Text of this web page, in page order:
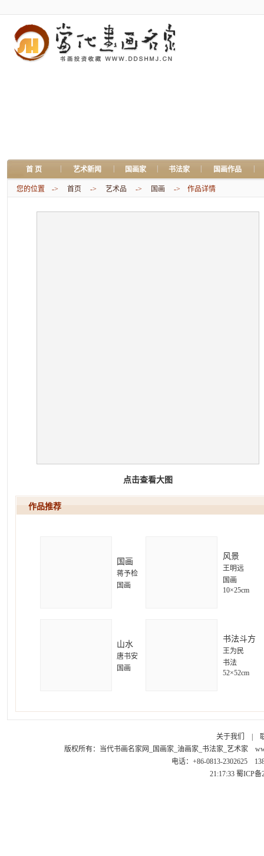
首 页 艺术新闻 国画家 书法家 国画作品
您的位置 -> 首页 -> 艺术品 -> 国画 -> 作品详情
点击查看大图
作品推荐
国画
蒋予检
国画
风景
王明远
国画
10×25cm
山水
唐书安
国画
书法斗方
王为民
书法
52×52cm
关于我们
版权所有： 当代书画名家网_国画家_油画家_书法家_艺术家
电话：+86-0813-2302625
21:17:33 蜀ICP备